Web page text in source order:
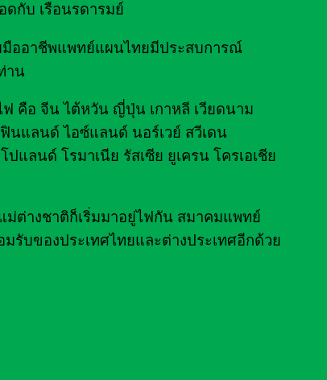
ดกับ เรือนรดารมย์
มืออาชีพแพทย์แผนไทยมีประสบการณ์
าน
คือ จีน ไต้หวัน ญี่ปุ่น เกาหลี เวียดนาม
นแลนด์ ไอซ์แลนด์ นอร์เวย์ สวีเดน
แลนด์ โรมาเนีย รัสเซีย ยูเครน โครเอเชีย
ต่างชาติก็เริ่มมาอยู่ไฟกัน สมาคมแพทย์
รับของประเทศไทยและต่างประเทศอีกด้วย